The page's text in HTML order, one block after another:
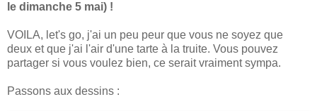
le dimanche 5 mai) !
VOILA, let's go, j'ai un peu peur que vous ne soyez que
deux et que j'ai l'air d'une tarte à la truite. Vous pouvez
partager si vous voulez bien, ce serait vraiment sympa.
Passons aux dessins :